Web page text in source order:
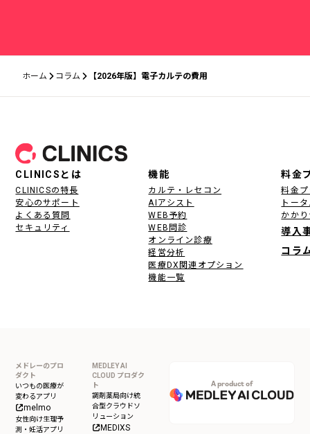
ホーム コラム 【2026年版】電子カルテの費用
フッター
CLINICSとは
CLINICSの特長
安心のサポート
よくある質問
セキュリティ
機能
カルテ・レセコン
AIアシスト
WEB予約
WEB問診
オンライン診療
経営分析
医療DX関連オプション
機能一覧
料金
料金
トー
かか
導入
コラ
メドレーのプロ
ダクト
いつもの医療が
変わるアプリ
melmo
女性向け生理予
測・妊活アプリ
MEDLEY AI
CLOUD プロダク
ト
調剤薬局向け統
合型クラウドソ
リューション
MEDIXS
A product of